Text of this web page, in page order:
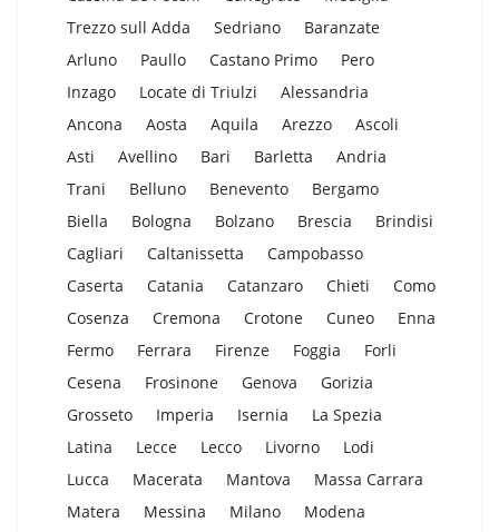
Trezzo sull Adda
Sedriano
Baranzate
Arluno
Paullo Castano Primo
Pero
Inzago
Locate di Triulzi
Alessandria
Ancona
Aosta Aquila Arezzo
Ascoli
Asti
Avellino Bari Barletta
Andria
Trani
Belluno Benevento
Bergamo
Biella
Bologna Bolzano Brescia
Brindisi
Cagliari
Caltanissetta
Campobasso
Caserta
Catania Catanzaro Chieti
Como
Cosenza
Cremona Crotone Cuneo
Enna
Fermo
Ferrara Firenze Foggia
Forli
Cesena
Frosinone Genova
Gorizia
Grosseto
Imperia Isernia
La Spezia
Latina
Lecce Lecco Livorno
Lodi
Lucca
Macerata Mantova
Massa Carrara
Matera
Messina Milano
Modena